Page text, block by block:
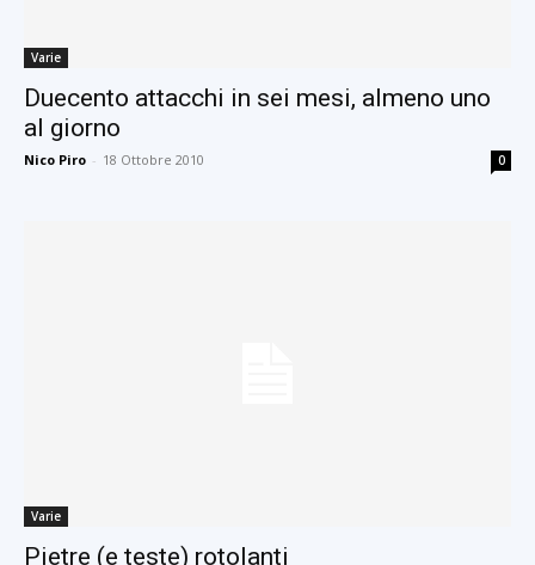
Varie
Duecento attacchi in sei mesi, almeno uno
al giorno
Nico Piro - 18 Ottobre 2010 0
Varie
Pietre (e teste) rotolanti